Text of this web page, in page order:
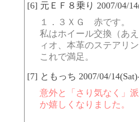
[6] 元ＥＦ８乗り 2007/04/
１．３ＸＧ 赤です。
私はホイール交換（あ
ィオ、本革のステアリ
これで満足。
[7] ともっち 2007/04/
意外と「さり気なく」
か嬉しくなりました。